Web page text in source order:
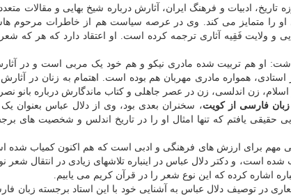
تاریخ، ادبیات و فرهنگ ایران، آثارش درباره شیخ بهایی و مقالات
او را متمایز می کند. وی در عرصه سیاست هم از خاطرات مرحوم
و ولایت فَقِیه آثاری ترجمه کرده است. او اعتقاد دارد که هر که
داشت: او هم تربیت شده مادری نیکو و هم خود یک مربی است و در
استادی، همواره مادری مهربان هم بوده است. اهتمام به زنان در
زن اندلسی، زن در عصر جاهلی و کتاب ماندگارش درباره بانو
فارسی از کویت، سخنران بعدی بود، وی از دلال عباس بعنوان یک
حقیقی یافتم که تنها امثال او را در تاریخ اندلس و شخصیت های
مهم برای ارزش های فرهنگی و ادبی است که هم اکنون کمیاب شده
شده است، و دکتر دلال عباس در اینباره تلاشهای زیادی در انتقال شعر
اشاره کرده که این نوع شعر را در قرآن کریم می یابیم.
در توصیف دلال عباس به آشنایی خود با این استاد برجسته زبان